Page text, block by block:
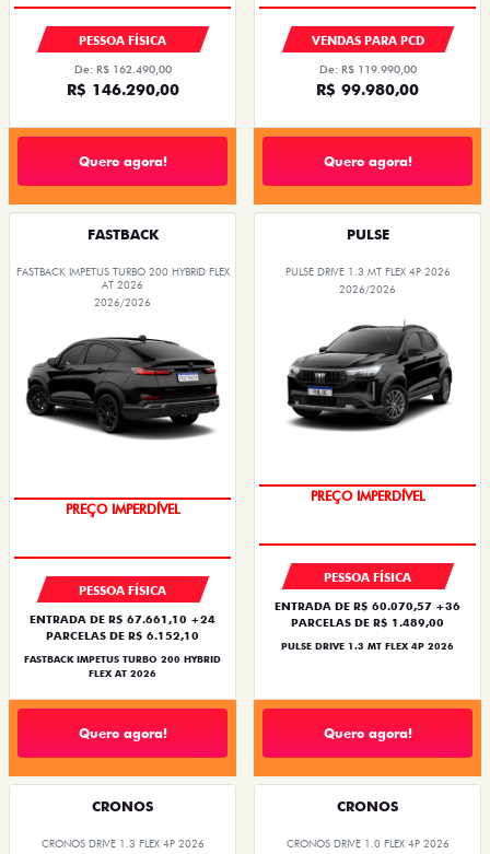
PESSOA FÍSICA
De: R$ 162.490,00
R$ 146.290,00
Quero agora!
VENDAS PARA PCD
De: R$ 119.990,00
R$ 99.980,00
Quero agora!
FASTBACK
FASTBACK IMPETUS TURBO 200 HYBRID FLEX
AT 2026
2026/2026
PREÇO IMPERDÍVEL
PESSOA FÍSICA
ENTRADA DE R$ 67.661,10 +24
PARCELAS DE R$ 6.152,10
FASTBACK IMPETUS TURBO 200 HYBRID
FLEX AT 2026
Quero agora!
PULSE
PULSE DRIVE 1.3 MT FLEX 4P 2026
2026/2026
PREÇO IMPERDÍVEL
PESSOA FÍSICA
ENTRADA DE R$ 60.070,57 +36
PARCELAS DE R$ 1.489,00
PULSE DRIVE 1.3 MT FLEX 4P 2026
Quero agora!
CRONOS
CRONOS DRIVE 1.3 FLEX 4P 2026
CRONOS
CRONOS DRIVE 1.0 FLEX 4P 2026